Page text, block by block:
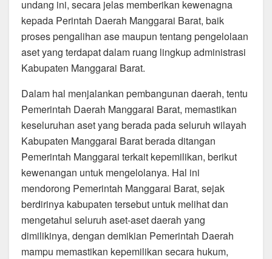
undang ini, secara jelas memberikan kewenagna
kepada Perintah Daerah Manggarai Barat, baik
proses pengalihan ase maupun tentang pengelolaan
aset yang terdapat dalam ruang lingkup administrasi
Kabupaten Manggarai Barat.
Dalam hal menjalankan pembangunan daerah, tentu
Pemerintah Daerah Manggarai Barat, memastikan
keseluruhan aset yang berada pada seluruh wilayah
Kabupaten Manggarai Barat berada ditangan
Pemerintah Manggarai terkait kepemilikan, berikut
kewenangan untuk mengelolanya. Hal ini
mendorong Pemerintah Manggarai Barat, sejak
berdirinya kabupaten tersebut untuk melihat dan
mengetahui seluruh aset-aset daerah yang
dimilikinya, dengan demikian Pemerintah Daerah
mampu memastikan kepemilikan secara hukum,